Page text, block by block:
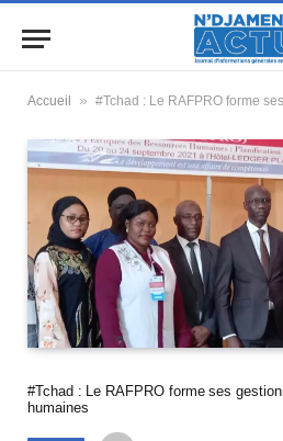
Accueil » #Tchad : Le RAFPRO forme ses
#Tchad : Le RAFPRO forme ses
humaines